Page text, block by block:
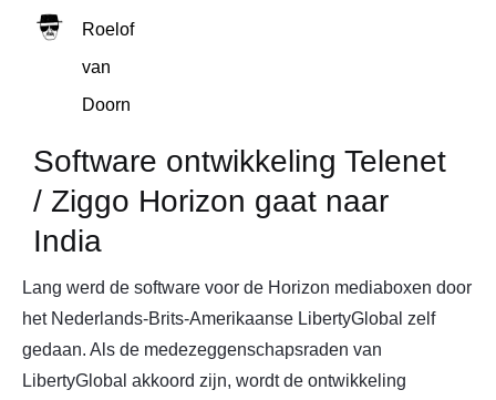
Roelof
van
Doorn
Software ontwikkeling Telenet
/ Ziggo Horizon gaat naar
India
Lang werd de software voor de Horizon mediaboxen door
het Nederlands-Brits-Amerikaanse LibertyGlobal zelf
gedaan. Als de medezeggenschapsraden van
LibertyGlobal akkoord zijn, wordt de ontwikkeling